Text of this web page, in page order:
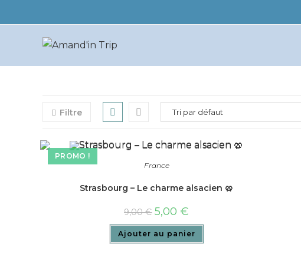
Filtre
PROMO !
France
Strasbourg – Le charme alsacien 🥨
9,00€ 5,00 €
Ajouter au panier